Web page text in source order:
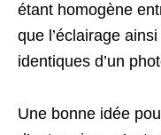
étant homogène
que l’éclairage
identiques d’un
Une bonne idée